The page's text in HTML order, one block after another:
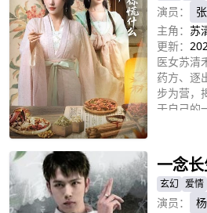
演员：
主角： 苏
更新：
医女苏清
药方、逐
步为营，
于自己的
一念
玄幻 爱情
演员：